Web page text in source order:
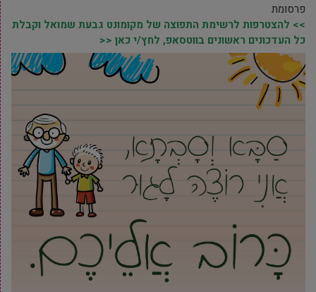
פרסומת
>> להצטרפות לרשימת התפוצה של מקומונט גבעת שמואל וקבלת
כל העדכונים ראשונים בווטסאפ, לחץ/י כאן <<